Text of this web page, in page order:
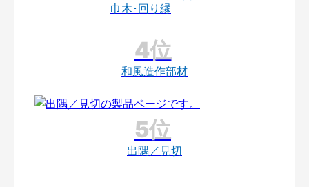
巾木･回り縁
和風造作部材
出隅／見切